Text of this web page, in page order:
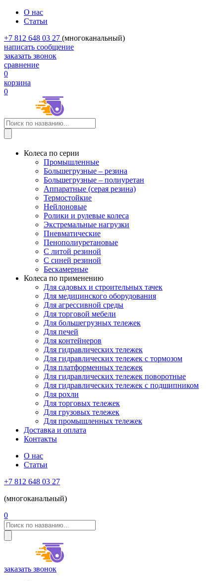
О нас
Статьи
+7 812 648 03 27 (многоканальный)
написать сообщение
заказать звонок
сравнение
0
корзина
0
Колеса по серии
Промышленные
Большегрузные – резина
Большегрузные – полиуретан
Аппаратные (серая резина)
Термостойкие
Нейлоновые
Ролики и рулевые колеса
Экстремальные нагрузки
Пневматические
Пенополиуретановые
С литой резиной
С синей резиной
Бескамерные
Колеса по применению
Для садовых и строительных тачек
Для медицинского оборудования
Для агрессивной среды
Для торговой мебели
Для большегрузных тележек
Для печей
Для контейнеров
Для гидравлических тележек
Для гидравлических тележек с тормозом
Для платформенных тележек
Для гидравлических тележек поворотные
Для гидравлических тележек с подшипником
Для рохли
Для торговых тележек
Для грузовых тележек
Для промышленных тележек
Доставка и оплата
Контакты
О нас
Статьи
+7 812 648 03 27
(многоканальный)
0
заказать звонок